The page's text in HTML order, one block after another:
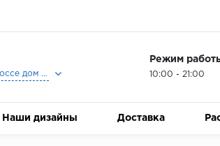
Москва, Ленинградское шоссе дом 25, Торговый Центр Family Room, 2-ой этаж, Магазин Керамический Бум.
Режим
10:00 - 21:00
Наши дизайны Доставка